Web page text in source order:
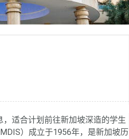
适合计划前往新加坡深造的学生
）成立于1956年，是新加坡历